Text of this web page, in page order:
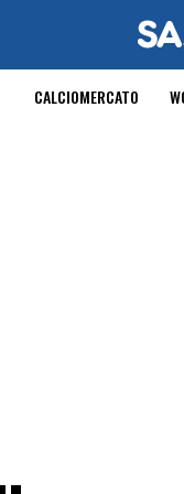
CALCIOMERCATO